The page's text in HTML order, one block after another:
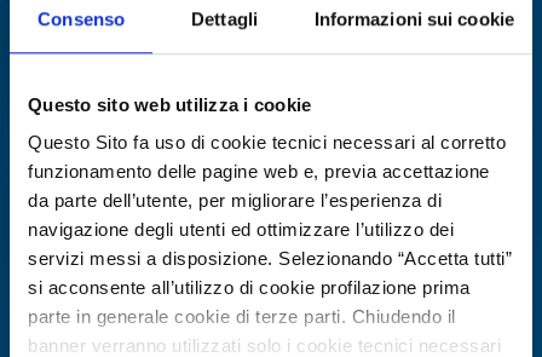
Consenso Dettagli Informazioni sui cookie
Questo sito web utilizza i cookie
Questo Sito fa uso di cookie tecnici necessari al corretto
funzionamento delle pagine web e, previa accettazione
da parte dell’utente, per migliorare l’esperienza di
navigazione degli utenti ed ottimizzare l’utilizzo dei
servizi messi a disposizione. Selezionando “Accetta tutti”
si acconsente all’utilizzo di cookie profilazione prima
parte in generale cookie di terze parti. Chiudendo il
banner verranno utilizzati solo i cookie tecnici necessari
ID: BRDK20250820002
Expires on13 novembre 2026